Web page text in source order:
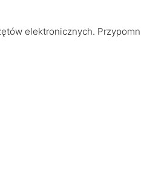
elektronicznych.